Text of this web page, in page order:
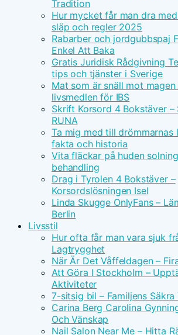
Tradition
Hur mycket får man dra
släp och regler 2025
Rabarber och jordgubbspaj
Enkel Att Baka
Gratis Juridisk Rådgivning
tips och tjänster i Sverige
Mat som är snäll mot magen
livsmedlen för IBS
Skrift Korsord 4 Bokstäver –
RUNA
Ta mig med till drömmarnas
fakta och historia
Vita fläckar på huden
behandling
Drag i Tyrolen 4 Bokstäver –
Korsordslösningen Isel
Linda Skugge OnlyFans –
Berlin
Livsstil
Hur ofta får man vara sjuk
Lagtrygghet
När Är Det Våffeldagen –
Att Göra I Stockholm –
Aktiviteter
7-sitsig bil – Familjens Säkra
Carina Berg Carolina
Och Vänskap
Nail Salon Near Me – Hitta